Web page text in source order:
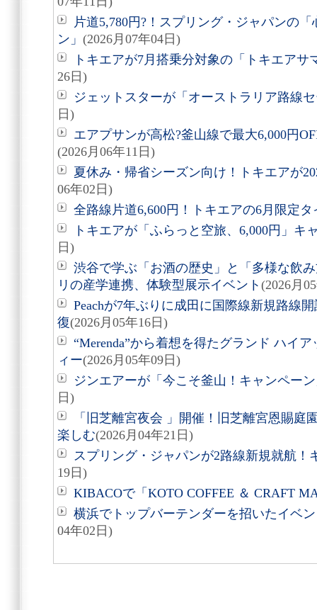
片道5,780円?！スプリング・ジャパンの
ン」 (2026月07年04日)
トキエアが7月搭乗分対象の「トキエアサ
26日)
ジェットスターが「オーストラリア路線
日)
エアプサンが高松?釜山線で最大6,000円
(2026月06年11日)
夏休み・帰省シーズン向け！トキエアが
06年02日)
全路線片道6,600円！トキエアの6月限定
トキエアが「ふらっと空旅、6,000円」キ
日)
渋谷で学ぶ「お酒の歴史」と「多様な飲
リの産学連携、体験型展示イベント (2026月
Peachが7年ぶりに成田に国際線新規路線
復(2026月05年16日)
“Merenda”から着想を得たグランド ハイ
ィー(2026月05年09日)
ジンエアーが「今こそ釜山！キャンペー
日)
「旧芝離宮夜会 」開催！旧芝離宮恩賜庭
楽しむ(2026月04年21日)
スプリング・ジャパンが2路線新規就航！
19日)
KIBACOで「KOTO COFFEE ＆ CRAFT
横浜でトップバーテンダーを招いたイベ
04年02日)